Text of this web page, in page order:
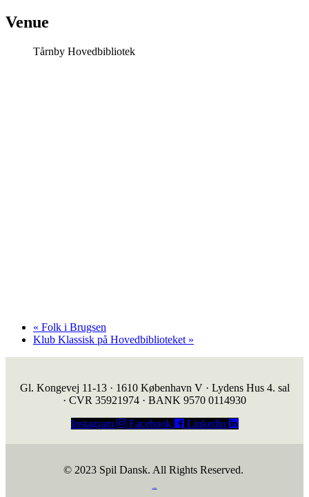
Venue
Tårnby Hovedbibliotek
« Folk i Brugsen
Klub Klassisk på Hovedbiblioteket »
Gl. Kongevej 11-13 · 1610 København V · Lydens Hus 4. sal
· CVR 35921974 · BANK 9570 0114930
Instagram
Facebook Linkedin
© 2023 Spil Dansk. All Rights Reserved.